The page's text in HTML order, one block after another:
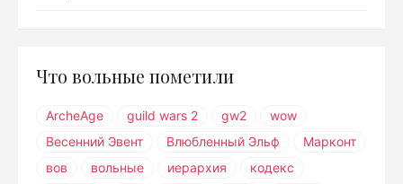
Что вольные пометили
ArcheAge guild wars 2 gw2
wow
Весенний Эвент
Влюбленный Эльф
Марконт
вов
вольные иерархия кодекс